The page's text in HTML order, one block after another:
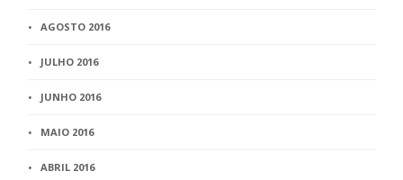
AGOSTO 2016
JULHO 2016
JUNHO 2016
MAIO 2016
ABRIL 2016